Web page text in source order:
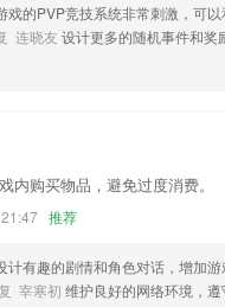
成和运输完成需要选择时间
品进行优化修改。
戏的PVP竞技系统非常刺激，可
连晓友 设计更多的随机事件和奖
内购买物品，避免过度消费。
推荐
计有趣的剧情和角色对话，增加
宰寒初 维护良好的网络环境，